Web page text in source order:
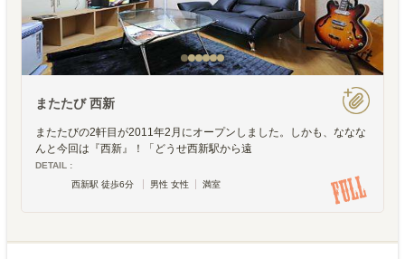
またたび 西新
またたびの2軒目が2011年2月にオープンしました。しかも、ななな
んと今回は『西新』！「どうせ西新駅から遠
DETAIL :
西新駅 徒歩6分
男性 女性 満室